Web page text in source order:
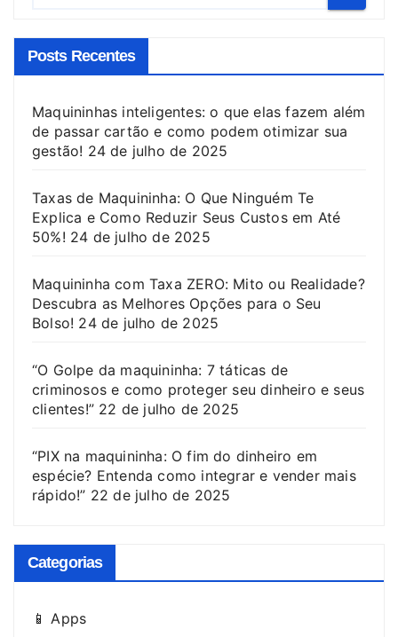
Posts Recentes
Maquininhas inteligentes: o que elas fazem além
de passar cartão e como podem otimizar sua
gestão! 24 de julho de 2025
Taxas de Maquininha: O Que Ninguém Te
Explica e Como Reduzir Seus Custos em Até
50%! 24 de julho de 2025
Maquininha com Taxa ZERO: Mito ou Realidade?
Descubra as Melhores Opções para o Seu
Bolso! 24 de julho de 2025
“O Golpe da maquininha: 7 táticas de
criminosos e como proteger seu dinheiro e seus
clientes!” 22 de julho de 2025
“PIX na maquininha: O fim do dinheiro em
espécie? Entenda como integrar e vender mais
rápido!” 22 de julho de 2025
Categorias
📱 Apps